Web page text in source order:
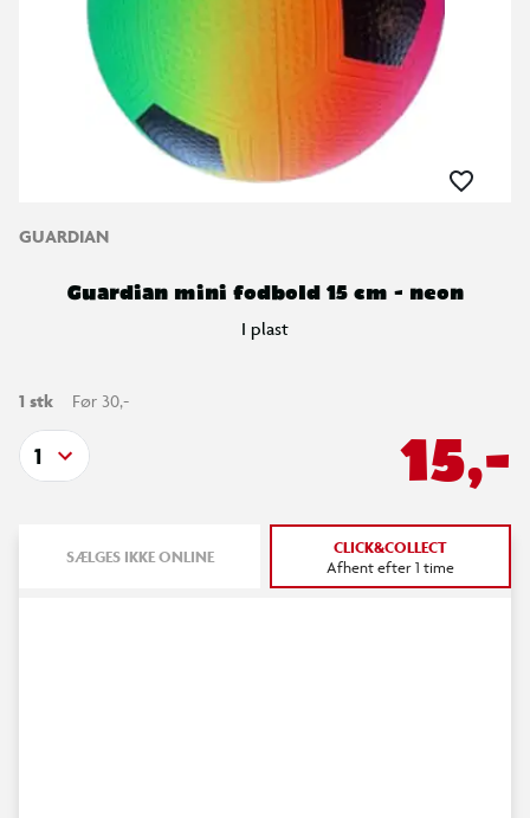
GUARDIAN
Guardian mini fodbold 15 cm - neon
I plast
1 stk Før 30,-
15,-
1
SÆLGES IKKE ONLINE CLICK&COLLECT
Afhent efter 1 time